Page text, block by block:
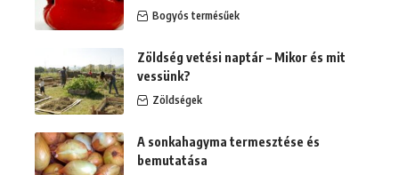
Bogyós termésűek
Zöldség vetési naptár – Mikor és mit
vessünk?
Zöldségek
A sonkahagyma termesztése és
bemutatása